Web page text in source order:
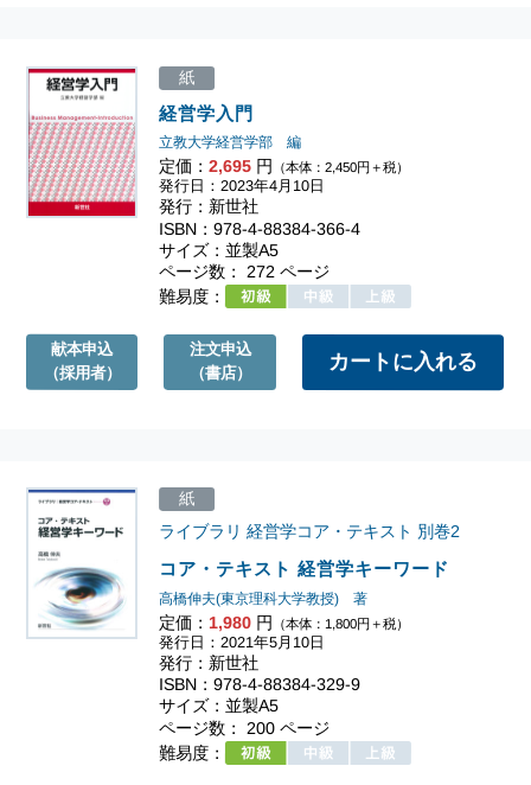
経営学入門
立教大学経営学部 編
定価：2,695 円 （本体：2,450円＋税）
紙
発行日：2023年4月10日
発行：新世社
ISBN：978-4-88384-366-4
サイズ：並製A5
ページ数： 272 ページ
難易度：
献本申込
（採用者）
注文申込
（書店）
コア・テキスト 経営学キーワード
ライブラリ 経営学コア・テキスト 別巻2
高橋伸夫(東京理科大学教授) 著
定価： 1,980 円 （本体：1,800円＋税）
紙
発行日：2021年5月10日
発行：新世社
ISBN：978-4-88384-329-9
サイズ：並製A5
ページ数： 200 ページ
難易度：